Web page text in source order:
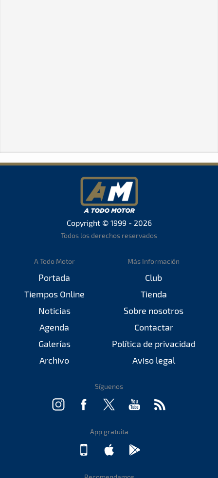
Copyright © 1999 - 2026
Todos los derechos reservados
A Todo Motor
Portada
Tiempos Online
Noticias
Agenda
Galerías
Archivo
Más Información
Club
Tienda
Sobre nosotros
Contactar
Política de privacidad
Aviso legal
Síguenos
App gratuita